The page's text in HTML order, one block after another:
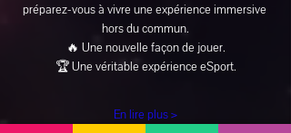
préparez-vous à vivre une expérience immersive
hors du commun.
🔥 Une nouvelle façon de jouer.
🏆 Une véritable expérience eSport.
En lire plus >